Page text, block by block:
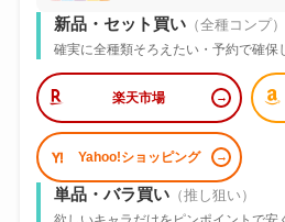
新品・セット買い（全種コンプ）
確実に全種類そろえたい・予約で確保
楽天市場
Yahoo!ショッピング
単品・バラ買い（推し狙い）